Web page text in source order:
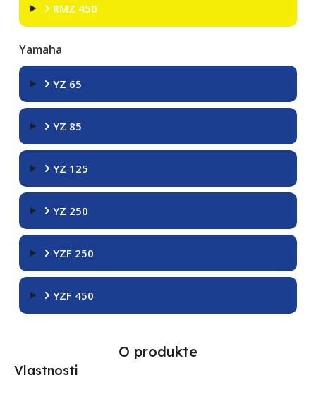
RMZ 450
Yamaha
YZ 65
YZ 85
YZ 125
YZ 250
YZF 250
YZF 450
O produkte
Vlastnosti